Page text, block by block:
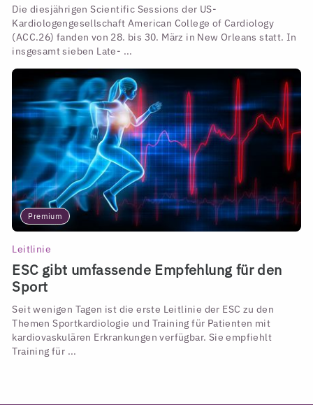
Die diesjährigen Scientific Sessions der US-
Kardiologengesellschaft American College of Cardiology
(ACC.26) fanden von 28. bis 30. März in New Orleans statt. In
insgesamt sieben Late- ...
Premium
Leitlinie
ESC gibt umfassende Empfehlung für den
Sport
Seit wenigen Tagen ist die erste Leitlinie der ESC zu den
Themen Sportkardiologie und Training für Patienten mit
kardiovaskulären Erkrankungen verfügbar. Sie empfiehlt
Training für ...